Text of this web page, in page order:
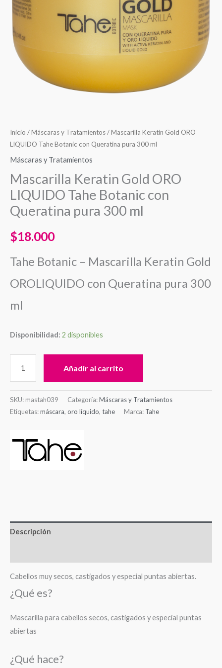
Inicio /Máscaras y Tratamientos/ Mascarilla Keratin Gold ORO
LIQUIDO Tahe Botanic con Queratina pura 300 ml
Máscaras y Tratamientos
Mascarilla Keratin Gold ORO
LIQUIDO Tahe Botanic con
Queratina pura 300 ml
$18.000
Tahe Botanic – Mascarilla Keratin Gold
OROLIQUIDO con Queratina pura 300
ml
Disponibilidad: 2 disponibles
con
pura
300
cantidad
Añadir al carrito
SKU: mastah039 Categoría:Máscaras y Tratamientos
Etiquetas:máscara, oro líquido, tahe Marca: Tahe
Descripción
Cabellos muy secos, castigados y especial puntas abiertas.
¿Qué es?
Mascarilla para cabellos secos, castigados y especial puntas
abiertas
¿Qué hace?